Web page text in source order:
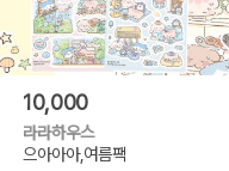
10,000
라라하우스
으아아아,여름팩